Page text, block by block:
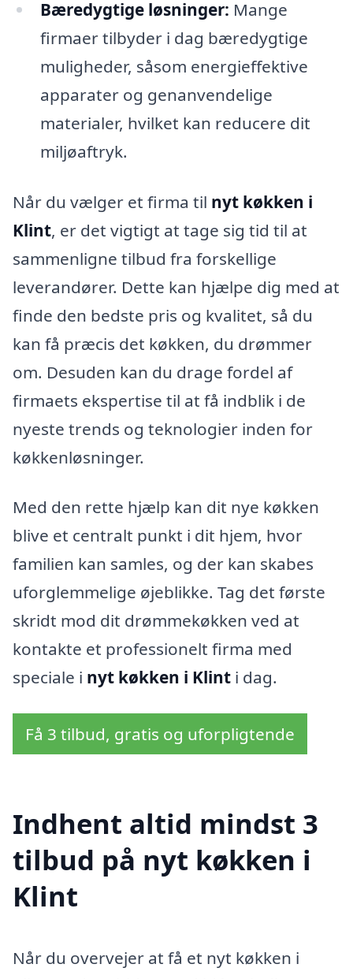
Bæredygtige løsninger: Mange
firmaer tilbyder i dag bæredygtige
muligheder, såsom energieffektive
apparater og genanvendelige
materialer, hvilket kan reducere dit
miljøaftryk.
Når du vælger et firma til nyt køkken i
Klint, er det vigtigt at tage sig tid til at
sammenligne tilbud fra forskellige
leverandører. Dette kan hjælpe dig med at
finde den bedste pris og kvalitet, så du
kan få præcis det køkken, du drømmer
om. Desuden kan du drage fordel af
firmaets ekspertise til at få indblik i de
nyeste trends og teknologier inden for
køkkenløsninger.
Med den rette hjælp kan dit nye køkken
blive et centralt punkt i dit hjem, hvor
familien kan samles, og der kan skabes
uforglemmelige øjeblikke. Tag det første
skridt mod dit drømmekøkken ved at
kontakte et professionelt firma med
speciale i nyt køkken i Klint i dag.
Få 3 tilbud, gratis og uforpligtende
Indhent altid mindst 3
tilbud på nyt køkken i
Klint
Når du overvejer at få et nyt køkken i